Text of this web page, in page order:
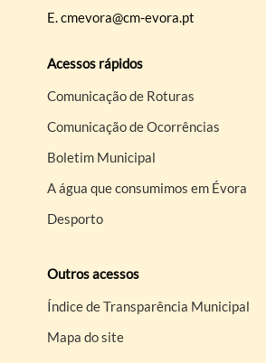
E.cmevora@cm-evora.pt
Acessos rápidos
Comunicação de Roturas
Comunicação de Ocorrências
Boletim Municipal
A água que consumimos em Évora
Desporto
Outros acessos
Índice de Transparência Municipal
Mapa do site